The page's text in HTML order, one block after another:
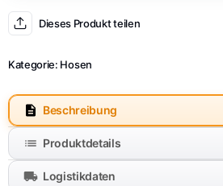
Dieses Produkt teilen
Kategorie: Hosen
Beschreibung
Produktdetails
Logistikdaten